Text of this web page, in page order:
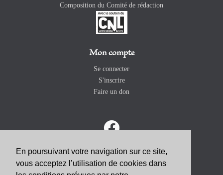
En poursuivant votre navigation sur ce site,
vous acceptez l’utilisation de cookies dans
Composition du Comité de rédaction
Mon compte
Se connecter
S'inscrire
Faire un don
ABONNEZ-VOUS